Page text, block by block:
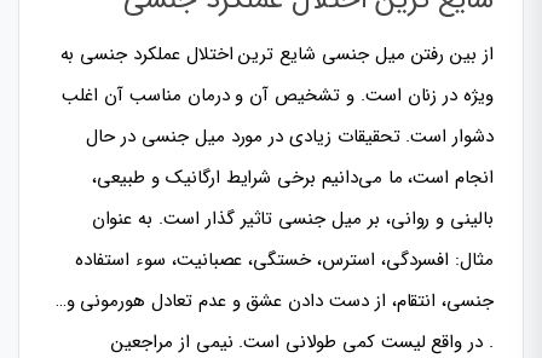
از بین رفتن میل جنسی شایع ترین اختلال عملکرد جنسی به
ویژه در زنان است. و تشخیص آن و درمان مناسب آن اغلب
دشوار است. تحقیقات زیادی در مورد میل جنسی در حال
انجام است، ما می‌دانیم برخی شرایط ارگانیک و طبیعی،
بالینی و روانی، بر میل جنسی تاثیر گذار است. به عنوان
مثال: افسردگی، استرس، خستگی، عصبانیت، سوء استفاده
جنسی، انتقام، از دست دادن عشق و عدم تعادل هورمونی و…
. در واقع لیست کمی طولانی است. نیمی از مراجعین